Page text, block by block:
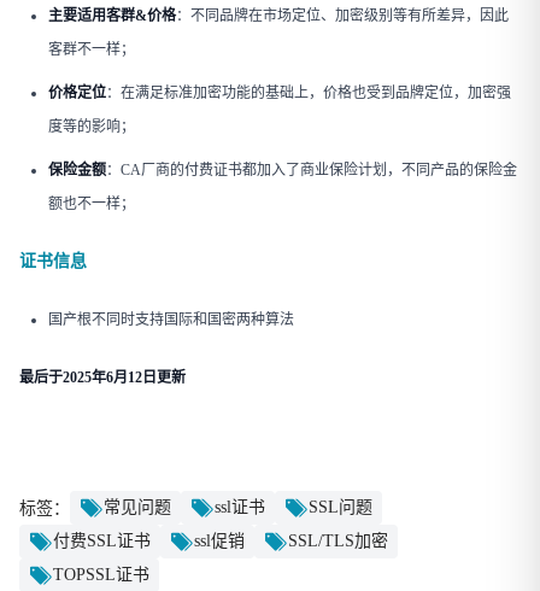
主要适用客群&价格：不同品牌在市场定位、加密级别等有所差异，因此
客群不一样；
价格定位：在满足标准加密功能的基础上，价格也受到品牌定位，加密强
度等的影响；
保险金额：CA厂商的付费证书都加入了商业保险计划，不同产品的保险金
额也不一样；
证书信息
国产根不同时支持国际和国密两种算法
最后于2025年6月12日更新
标签： 常见问题 ssl证书
SSL问题
付费SSL证书
ssl促销
SSL/TLS加密
TOPSSL证书